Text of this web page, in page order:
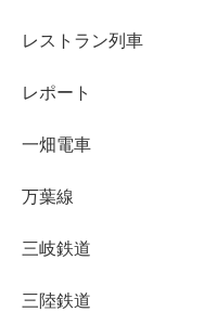
レストラン列車
レポート
一畑電車
万葉線
三岐鉄道
三陸鉄道